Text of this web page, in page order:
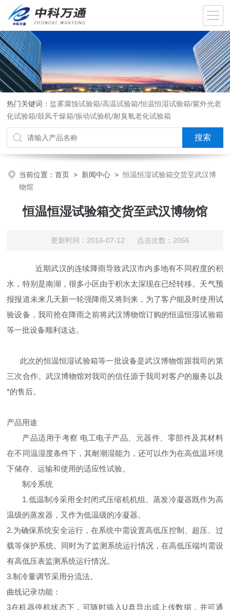
热门关键词：盐雾腐蚀试验箱/高温试验箱/恒温恒湿试验箱/紫外光老
化试验箱/鼓风干燥箱/振动试验机/耐臭氧老化试验箱
当前位置：首页 > 新闻中心 >恒温恒湿试验箱交货至武汉博
物馆
恒温恒湿试验箱交货至武汉博物馆
更新时间：2016-07-12 点击次数：2056
近期武汉的连续降雨导致武汉市内多地有不同程度的积
水，特别是南湖，很多小区由于积水太深现在已经转移。天气预
报报道未来几天新一轮强降雨又将到来，为了客户能及时使用试
验设备，我司抢在降雨之前将武汉博物馆订购的恒温恒湿试验箱
等一批设备顺利送达。
此次的恒温恒湿试验箱等一批设备是武汉博物馆跟我司的第
三次合作。武汉博物馆对我司的信任源于我司对客户的服务以及
*的售后。
产品用途
产品适用于考察 电工电子产品、元器件、零部件及其材料
在不同温湿度条件下，其耐潮湿能力，还可以作为在高低温环境
下储存、运输和使用的适应性试验。
制冷系统
1.低温制冷采用全封闭式压缩机机组。蒸发冷凝器既作为高
温级的蒸发器，又作为低温级的冷凝器。
2.为确保系统安全运行，在系统中需设置高低压控制、超压、过
载等保护系统。同时为了监测系统运行情况，在高低压端均需设
有高低压表监测系统运行情况。
3.制冷量调节采用分流法。
曲线记录功能：
3在机器停机状态下，可随时插入U盘导出或上传数据，并可通